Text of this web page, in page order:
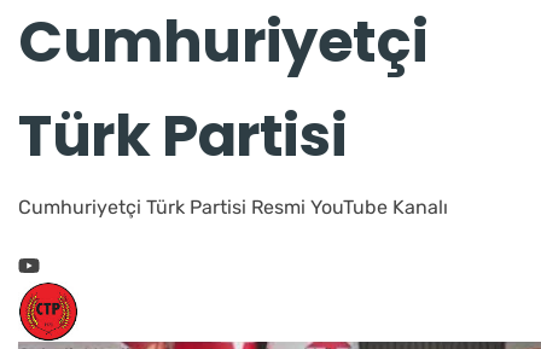
Cumhuriyetçi
Türk Partisi
Cumhuriyetçi Türk Partisi Resmi YouTube Kanalı